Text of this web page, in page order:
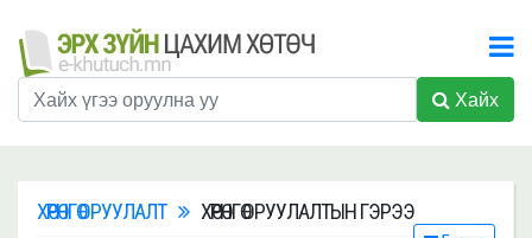
Хайх
ХӨРӨНГӨ ОРУУЛАЛТ ХӨРӨНГӨ ОРУУЛАЛТЫН ГЭРЭЭ